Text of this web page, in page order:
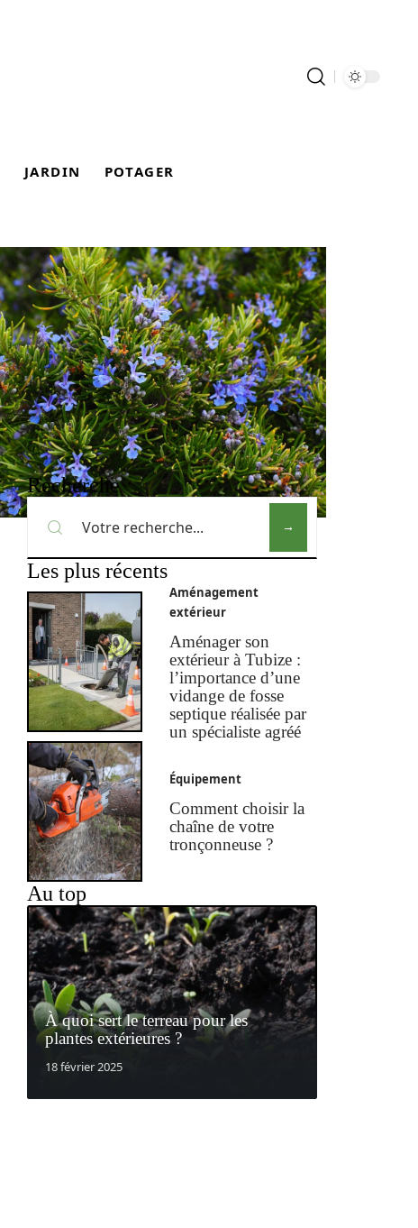
JARDIN POTAGER
Recherche
Les plus récents
Aménagement
extérieur
Aménager son
extérieur à Tubize :
l’importance d’une
vidange de fosse
septique réalisée par
un spécialiste agréé
Équipement
Comment choisir la
chaîne de votre
tronçonneuse ?
Au top
À quoi sert le terreau pour les
plantes extérieures ?
18 février 2025